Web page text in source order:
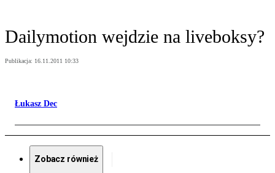
Dailymotion wejdzie na liveboksy?
Publikacja: 16.11.2011 10:33
Łukasz Dec
Zobacz również